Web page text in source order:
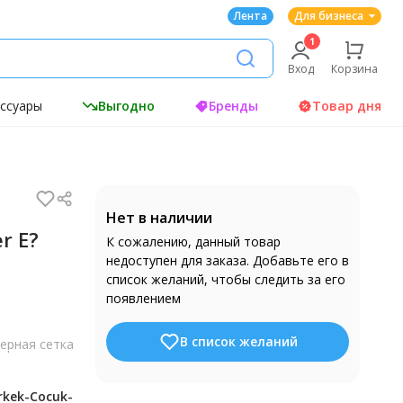
Лента Для бизнеса
Вход Корзина
Выгодно Бренды Товар дня
E?
сетка
Cocuk-
Нет в наличии
К сожалению, данный товар
недоступен для заказа. Добавьте его в
список желаний, чтобы следить за его
появлением
В список желаний